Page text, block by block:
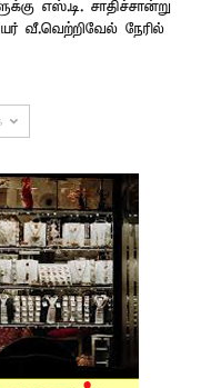
எஸ்.டி. சாதிச்சான்று
வீ.வெற்றிவேல் நேரில்